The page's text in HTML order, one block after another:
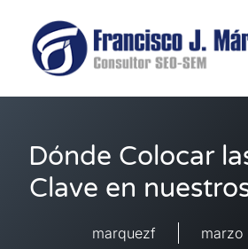
Dónde Colocar
Clave en
marquezf marzo